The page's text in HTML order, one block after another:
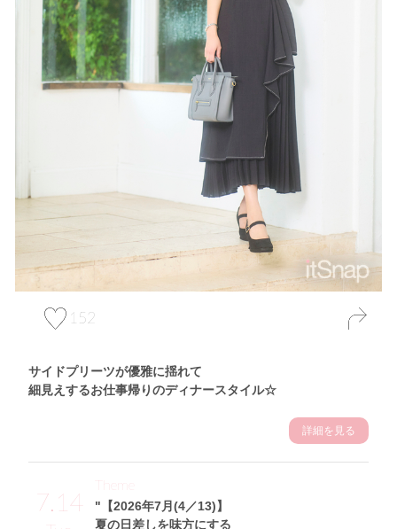
152
サイドプリーツが優雅に揺れて
細見えするお仕事帰りのディナースタイル☆
詳細を見る
7.14
"【2026年7月(4／13)】
夏の日差しを味方にする
Theme